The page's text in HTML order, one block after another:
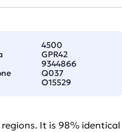
4500
GPR42
9344866
Q037
O15529
It is 98% identical